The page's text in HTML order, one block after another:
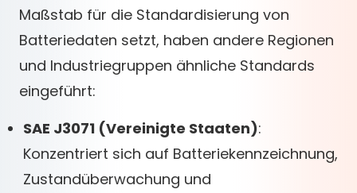
Maßstab für die Standardisierung von
Batteriedaten setzt, haben andere Regionen
und Industriegruppen ähnliche Standards
eingeführt:
SAE J3071 (Vereinigte Staaten):
Konzentriert sich auf Batteriekennzeichnung,
Zustandüberwachung und